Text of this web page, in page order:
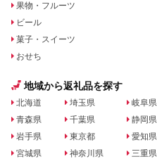
果物・フルーツ
ビール
菓子・スイーツ
おせち
地域から返礼品を探す
北海道
青森県
岩手県
宮城県
埼玉県
千葉県
東京都
神奈川県
岐阜県
静岡県
愛知県
三重県